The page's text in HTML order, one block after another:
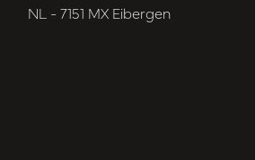
NL - 7151 MX Eibergen